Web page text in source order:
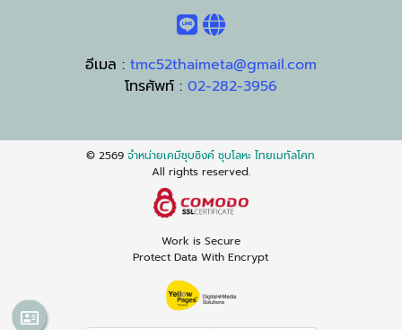
อีเมล : tmc52thaimeta@gmail.com
โทรศัพท์ : 02-282-3956
© 2569จำหน่ายเคมีชุบซิงค์ ชุบโลหะ ไทยเมทัลโคท
All rights reserved.
Work is Secure
Protect Data With Encrypt